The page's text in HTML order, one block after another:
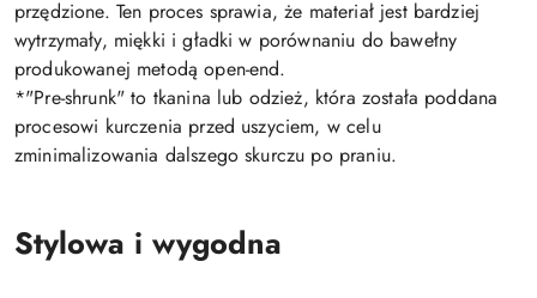
przędzione. Ten proces sprawia, że materiał jest bardziej
wytrzymały, miękki i gładki w porównaniu do bawełny
produkowanej metodą open-end.
*"Pre-shrunk" to tkanina lub odzież, która została poddana
procesowi kurczenia przed uszyciem, w celu
zminimalizowania dalszego skurczu po praniu.
Stylowa i wygodna